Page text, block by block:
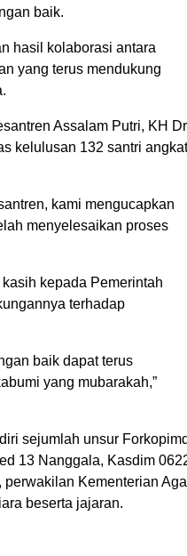
baik.
hasil kolaborasi antara
yang terus mendukung
Assalam Putri, KH
kelulusan 132 santri
kami mengucapkan
menyelesaikan proses
kepada Pemerintah
terhadap
baik dapat terus
yang mubarakah,”
sejumlah unsur
13 Nanggala, Kasdim
Kementerian
beserta jajaran.